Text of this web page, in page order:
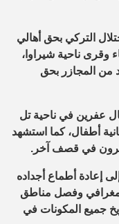
التركي بحق أهالي
وقرى ناحية شيراوا،
من المجازر بحق
عفرين في ناحية تل
أطفال، كما استشهد
في قصف آخر.
إعادة أطماع أجداده
وفصل مناطق
جميع المكونات في